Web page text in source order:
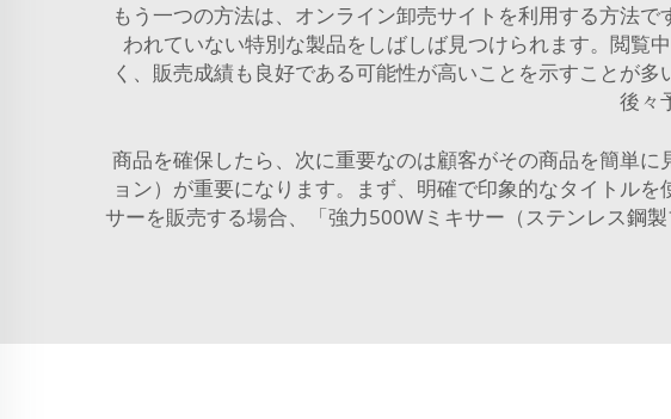
もう一つの方法は、オンライン卸売サイトを利用する方法
われていない特別な製品をしばしば見つけられます。閲覧
く、販売成績も良好である可能性が高いことを示すことが
後々
商品を確保したら、次に重要なのは顧客がその商品を簡単
ョン）が重要になります。まず、明確で印象的なタイトル
サーを販売する場合、「強力500Wミキサー（ステンレス鋼